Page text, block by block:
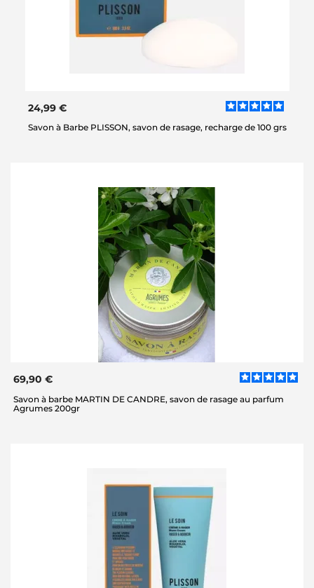
24,99 €
Savon à Barbe PLISSON, savon de rasage, recharge de 100 grs
69,90 €
Savon à barbe MARTIN DE CANDRE, savon de rasage au parfum
Agrumes 200gr